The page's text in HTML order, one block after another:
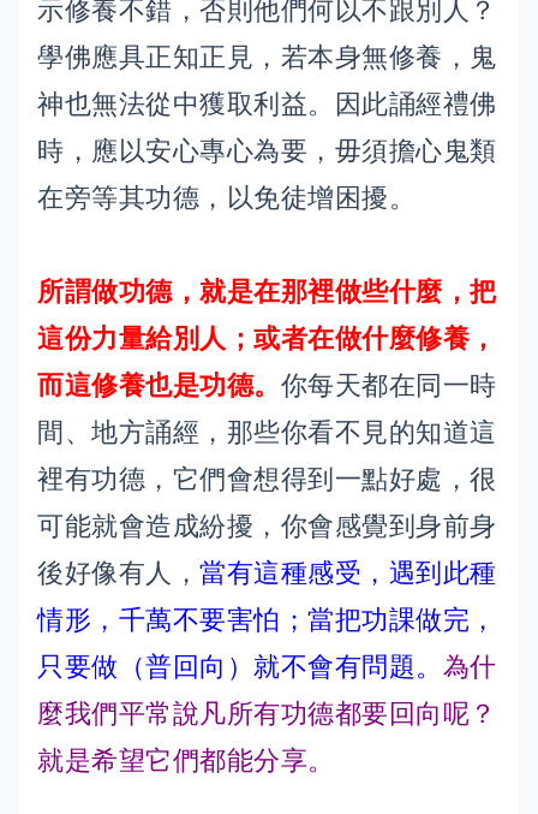
示修養不錯，否則他們何以不跟別人？
學佛應具正知正見，若本身無修養，鬼
神也無法從中獲取利益。因此誦經禮佛
時，應以安心專心為要，毋須擔心鬼類
在旁等其功德，以免徒增困擾。
所謂做功德，就是在那裡做些什麼，把
這份力量給別人；或者在做什麼修養，
而這修養也是功德。 你每天都在同一時
間、地方誦經，那些你看不見的知道這
裡有功德，它們會想得到一點好處，很
可能就會造成紛擾，你會感覺到身前身
後好像有人， 當有這種感受，遇到此種
情形，千萬不要害怕；當把功課做完，
只要做（普回向）就不會有問題。 為什
麼我們平常說凡所有功德都要回向呢？
就是希望它們都能分享。